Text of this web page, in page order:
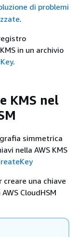
di problemi
.
in un archivio
.
KMS nel
simmetrica
nella AWS KMS
una chiave
CloudHSM